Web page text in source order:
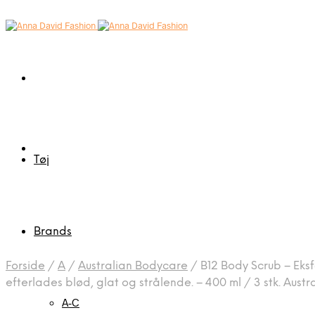
Tøj
Brands
A-C
Forside / A / Australian Bodycare / B12 Body Scrub –
efterlades blød, glat og strålende. – 400 ml / 3 stk.